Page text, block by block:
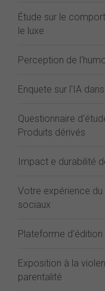
Étude sur le
le luxe
Perception de
Enquete sur l'IA
Questionnaire
Produits dérivés
Impact e durabilité
Votre expérience
sociaux
Plateforme
Exposition à la
parentalité